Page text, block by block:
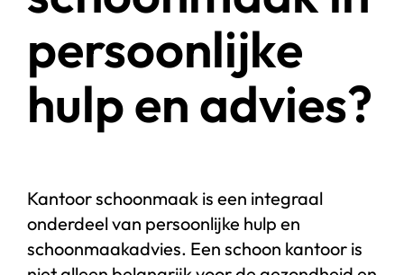
persoonlijke
hulp en advies?
Kantoor schoonmaak is een integraal
onderdeel van persoonlijke hulp en
schoonmaakadvies. Een schoon kantoor is